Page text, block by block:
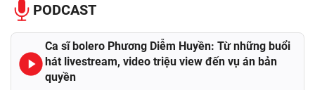
PODCAST
Ca sĩ bolero Phương Diễm Huyền: Từ những buổi
hát livestream, video triệu view đến vụ án bản
quyền